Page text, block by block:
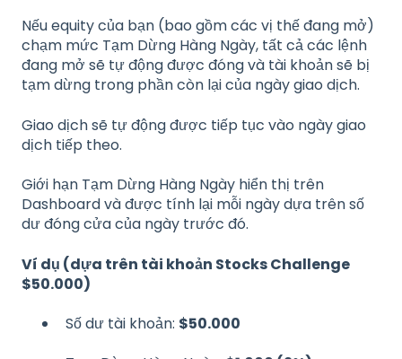
Nếu equity của bạn (bao gồm các vị thế đang mở)
chạm mức Tạm Dừng Hàng Ngày, tất cả các lệnh
đang mở sẽ tự động được đóng và tài khoản sẽ bị
tạm dừng trong phần còn lại của ngày giao dịch.
Giao dịch sẽ tự động được tiếp tục vào ngày giao
dịch tiếp theo.
Giới hạn Tạm Dừng Hàng Ngày hiển thị trên
Dashboard và được tính lại mỗi ngày dựa trên số
dư đóng cửa của ngày trước đó.
Ví dụ (dựa trên tài khoản Stocks Challenge
$50.000)
Số dư tài khoản: $50.000